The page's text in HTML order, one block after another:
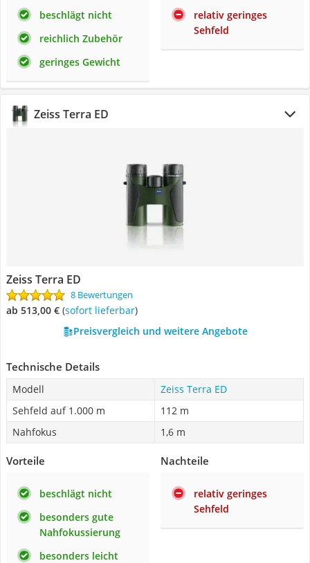
beschlägt nicht
reichlich Zubehör
geringes Gewicht
relativ geringes
Sehfeld
Zeiss Terra ED
Zeiss Terra ED
8 Bewertungen
ab 513,00 € ( Sofort lieferbar)
Preisvergleich und weitere Angebote
Technische Details
Modell
Zeiss Terra ED
Sehfeld auf 1.000 m
112 m
Nahfokus
1,6 m
Vorteile
beschlägt nicht
besonders gute
Nahfokussierung
besonders leicht
Nachteile
relativ geringes
Sehfeld